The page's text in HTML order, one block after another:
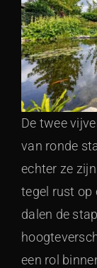
De twee
van ronde
echter ze
tegel rust op
dalen de
een rol